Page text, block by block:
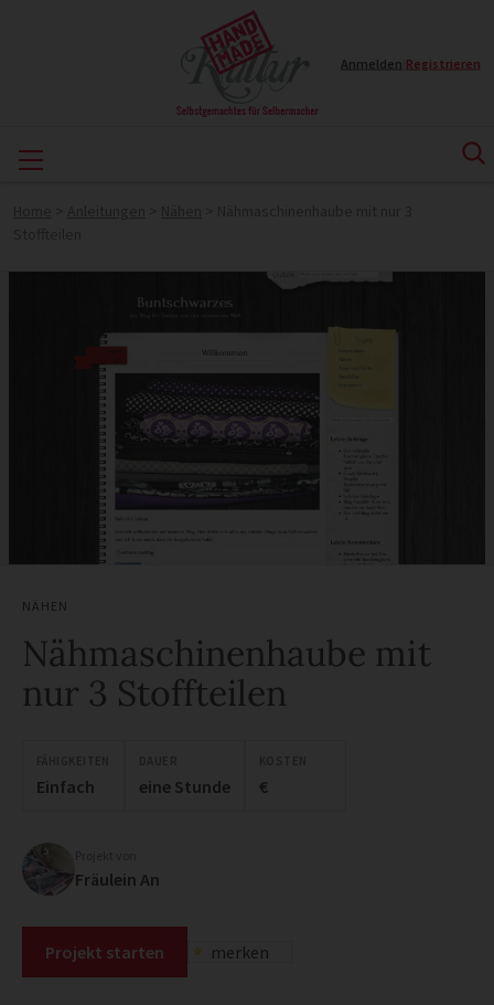
Anmelden Registrieren
NÄHEN
Nähmaschinenhaube mit
nur 3 Stoffteilen
Einfach eine Stunde €
Fräulein An
Projekt starten merken